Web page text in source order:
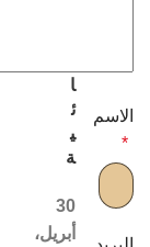
الاسم
*
ا
ئ
ي
ة
30
أبريل،